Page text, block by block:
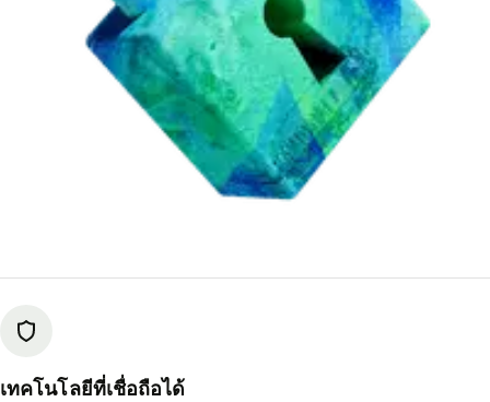
เทคโนโลยีที่เชื่อถือได้